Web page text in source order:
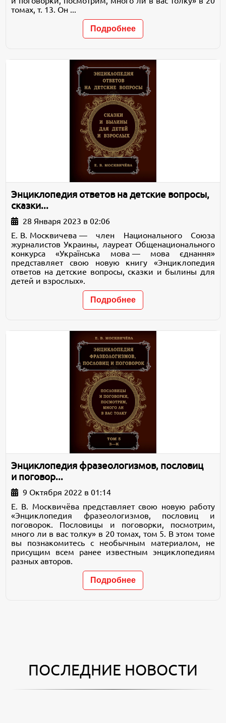
томах, т. 13. Он ...
Подробнее
Энциклопедия ответов на детские вопросы,
сказки...
28 Января 2023 в 02:06
Е. В. Москвичева — член Национального Союза
журналистов Ук­раины, лауреат Общенационального
конкурса «Українська мова — мова єднання»
представляет свою новую книгу «Энциклопедия
ответов на детские вопросы, сказки и былины для
детей и взрослых».
Подробнее
Энциклопедия фразеологизмов, пословиц
и поговор...
9 Октября 2022 в 01:14
Е. В. Москвичёва представляет свою новую работу
«Энциклопедия фразеологизмов, пословиц и
поговорок. Пословицы и поговорки, посмотрим,
много ли в вас толку» в 20 томах, том 5. В этом томе
вы познакомитесь с необычным материалом, не
присущим всем ранее известным энциклопедиям
разных авторов.
Подробнее
ПОСЛЕДНИЕ НОВОСТИ